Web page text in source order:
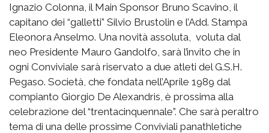
Ignazio Colonna, il Main Sponsor Bruno Scavino, il
capitano dei “galletti” Silvio Brustolin e l’Add. Stampa
Eleonora Anselmo. Una novità assoluta, voluta dal
neo Presidente Mauro Gandolfo, sarà l’invito che in
ogni Conviviale sarà riservato a due atleti del G.S.H.
Pegaso. Società, che fondata nell’Aprile 1989 dal
compianto Giorgio De Alexandris, è prossima alla
celebrazione del “trentacinquennale”. Che sarà peraltro
tema di una delle prossime Conviviali panathletiche